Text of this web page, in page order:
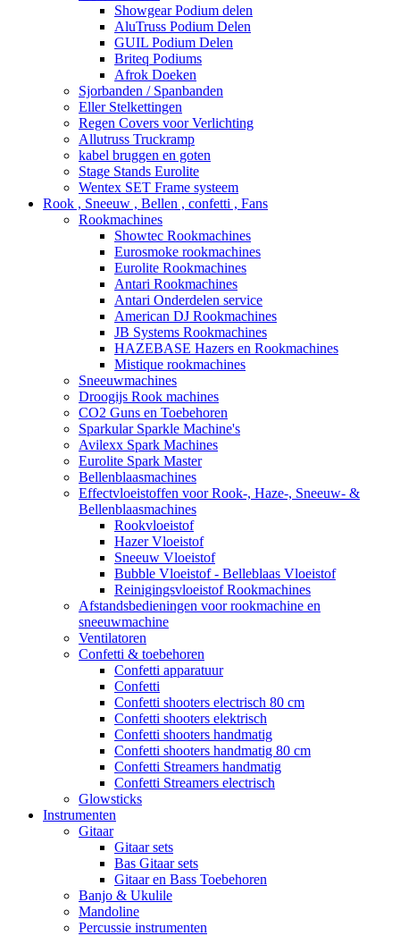
Showgear Podium delen
AluTruss Podium Delen
GUIL Podium Delen
Briteq Podiums
Afrok Doeken
Sjorbanden / Spanbanden
Eller Stelkettingen
Regen Covers voor Verlichting
Allutruss Truckramp
kabel bruggen en goten
Stage Stands Eurolite
Wentex SET Frame systeem
Rook , Sneeuw , Bellen , confetti , Fans
Rookmachines
Showtec Rookmachines
Eurosmoke rookmachines
Eurolite Rookmachines
Antari Rookmachines
Antari Onderdelen service
American DJ Rookmachines
JB Systems Rookmachines
HAZEBASE Hazers en Rookmachines
Mistique rookmachines
Sneeuwmachines
Droogijs Rook machines
CO2 Guns en Toebehoren
Sparkular Sparkle Machine's
Avilexx Spark Machines
Eurolite Spark Master
Bellenblaasmachines
Effectvloeistoffen voor Rook-, Haze-, Sneeuw- &
Bellenblaasmachines
Rookvloeistof
Hazer Vloeistof
Sneeuw Vloeistof
Bubble Vloeistof - Belleblaas Vloeistof
Reinigingsvloeistof Rookmachines
Afstandsbedieningen voor rookmachine en
sneeuwmachine
Ventilatoren
Confetti & toebehoren
Confetti apparatuur
Confetti
Confetti shooters electrisch 80 cm
Confetti shooters elektrisch
Confetti shooters handmatig
Confetti shooters handmatig 80 cm
Confetti Streamers handmatig
Confetti Streamers electrisch
Glowsticks
Instrumenten
Gitaar
Gitaar sets
Bas Gitaar sets
Gitaar en Bass Toebehoren
Banjo & Ukulile
Mandoline
Percussie instrumenten